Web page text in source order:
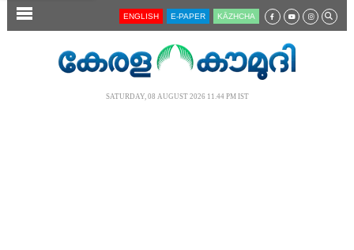
SECTIONS ENGLISH E-PAPER KĀZHCHA
SATURDAY, 08 AUGUST 2026 11.44 PM IST